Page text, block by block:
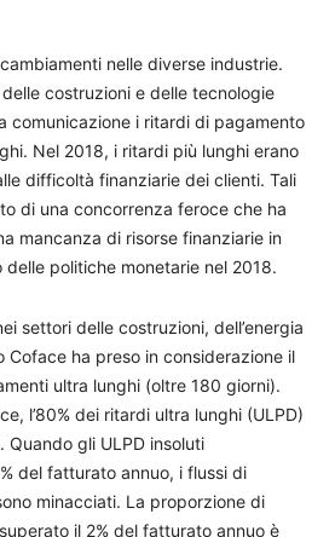
nelle diverse industrie.
costruzioni e delle tecnologie
comunicazione i ritardi di pagamento
Nel 2018, i ritardi più lunghi erano
difficoltà finanziarie dei clienti. Tali
di una concorrenza feroce che ha
mancanza di risorse finanziarie in
delle politiche monetarie nel 2018.
settori delle costruzioni, dell’energia
Coface ha preso in considerazione il
ultra lunghi (oltre 180 giorni).
l’80% dei ritardi ultra lunghi (ULPD)
gli ULPD insoluti
del fatturato annuo, i flussi di
minacciati. La proporzione di
il 2% del fatturato annuo è